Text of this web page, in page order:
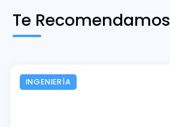
Te Recomendamos
INGENIERÍA